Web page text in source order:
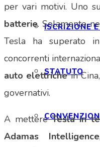
ISCRIZIONE
STATUTO
per vari motivi. Uno
batterie. Solamente
Tesla ha superato
concorrenti
auto elettrichein
governativi.
A mettereTesla in
Adamas Intelligence